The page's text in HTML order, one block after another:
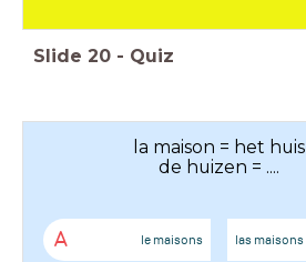
Slide 20 - Quiz
la maison = het huis
de huizen = ....
A le maisons las maisons